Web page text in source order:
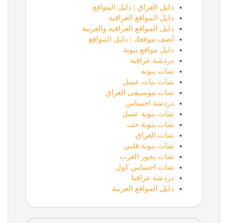
دليل العراق | دليل المواقع
دليل المواقع العراقية
دليل المواقع العراقية والعربية
أضف موقعك | دليل المواقع
دليل مواقع بنوتة
دردشة عراقية
شات بنوتة
شات بنات عسل
شات موسيقى العراق
دردشة احساس
شات بنوتة عسل
شات بنوتة حب
شات العراق
شات بنوتة قلبي
شات بحور العرب
شات احساس كول
دردشة عراقنا
دليل المواقع العربية